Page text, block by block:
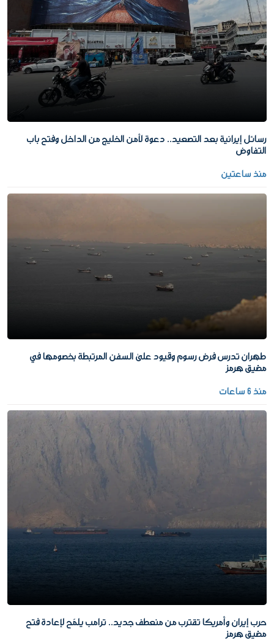
رسائل إيرانية بعد التصعيد.. دعوة لأمن الخليج من الداخل وفتح باب
التفاوض
منذ ساعتين
طهران تدرس فرض رسوم وقيود على السفن المرتبطة بخصومها في
مضيق هرمز
منذ 6 ساعات
حرب إيران وأمريكا تقترب من منعطف جديد.. ترامب يلمّح لإعادة فتح
مضيق هرمز